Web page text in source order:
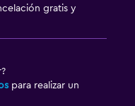
gratis y
para realizar un